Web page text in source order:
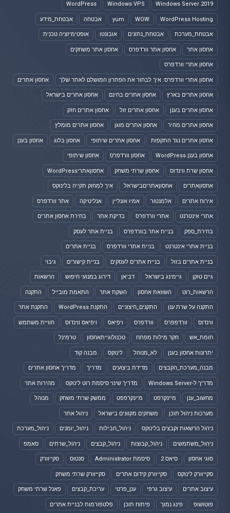
Windows Server 2019
Windows VPS
WordPress
WordPress Hosting
WOW
yum אבטחה אבטחת_מידע
אבטחת_מערכת אבטחת_נתונים אובונטו אופטימיזציה טכנית
אחסון אתר אחסון אתר וורדפרס אחסון אתר משחקים
אחסון אתרי וורדפרס
אחסון אתרי וורדפרס: איך לבחור את הפתרון המושלם לאתר שלך אחסון אתרים
אחסון אתרים בארץ אחסון אתרים בחינם אחסון אתרים בישראל
אחסון אתרים בענן אחסון אתרים זול אחסון אתרים חזק
אחסון אתרים מהיר אחסון אתרים מוגן אחסון אתרים מומלץ
אחסון אתרים נגד התקפות אחסון אתרים שיתופי אחסון בלוג אחסון בענן
אחסון בענן WordPress אחסון וורדפרס אחסון שיתופי
אחסון שרת ווינדוס אחסון שרתי משחק אחסוןאתריWordPress
אחסוןאתרים אחסוןאתריםבישראל איך למחוק תקייה בלינוקס
אירוח אתרים אלמנטור אמיו אונליין אנליטיקה אתר וורדפרס
אתרי אינטרנט אתרי וורדפרס בדיקת אתר בחירת אחסון אתרים
בחירת_ספק בניית אתר בוורדפרס בניית אתר לעסק
בניית אתרי אינטרנט בניית אתרי וורדפרס בניית אתרים
בניית אתרים בזול בניית אתרים לעסקים בניית קישורים גיבוי
גיים טוקן גיימינג בישראל דביאן דירוג במנועי חיפוש הרשאות
הרשאות_רוט השוואת אחסון השקת אתר התאמת מובייל התקנה
התקנה על שרת ענן התקנים_חיצוניים התקנת WordPress התקנת אתר
ווינדוס וורדפפרס וורדפרס ויפיאס ויפיאס ווינדוס חוויית משתמש
חומת_אש חקר מילות מפתח טכנולוגייתאחסון טרמינל
יתרונות אחסון בענן לא_מנוהל לינוקס מבנה קוד
מבנה_מערכת_הקבצים מדידת ביצועים מדריך מדריך אחסון אתרים
מדריך ל-Windows Server מדריך שינוי סיסמת רוט לינוקס מהירות אתר
מחשוב_ענן מיינקרפט מיינקרפפט ממשק שרתי משחק מנוהל
מערכות ניהול תוכן משחקים מקוונים בישראל ניהול אתר
ניהול הרשאות וקבצים בלינוקס ניהול_חבילות ניהול_יומנים ניהול_מערכת
ניהול_משתמשים ניהול_קבוצות ניהול_קבצים ניהול_שרתים סאמפ
סוגי אחסון סיאס 2 סיסמת Administrator סנטוס סקייוורק
סקייוורק לינוקס סקייוורק קידום אתרים סקייוורק שרתי משחק
עיצוב אתרים עיצוב גרפי ענן_פרטי עריכת_קבצים פאנל שרתי משחק
פוטושופ פינג נמוך פיתוח תוכן פלטפורמות לבניית אתרים